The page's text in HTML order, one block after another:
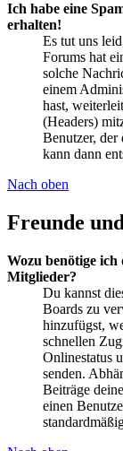
Ich habe eine
erhalten!
Es tut uns
Forums hat
solche
einem
hast,
(Headers)
Benutzer,
kann dann
Nach oben
Freunde
Wozu benötige
Mitglieder?
Du kannst
Boards zu
hinzufügst,
schnellen
Onlinestatus
senden.
Beiträge
einen